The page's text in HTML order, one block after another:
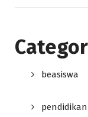
beasiswa
pendidikan